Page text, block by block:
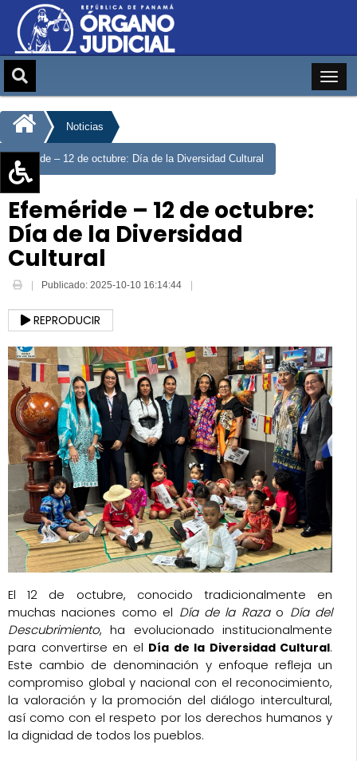
Aumentar texto (+)
Reducir texto (-)
Restablecer texto
Escala de Brillo
Escala de grises
Noticias
Efeméride – 12 de octubre: Día de la Diversidad Cultural
Efeméride – 12 de octubre:
Día de la Diversidad
Cultural
Publicado: 2025-10-10 16:14:44
REPRODUCIR
El 12 de octubre, conocido tradicionalmente en
muchas naciones como el Día de la Razao Día del
Descubrimiento, ha evolucionado institucionalmente
para convertirse en el Día de la Diversidad Cultural.
Este cambio de denominación y enfoque refleja un
compromiso global y nacional con el reconocimiento,
la valoración y la promoción del diálogo intercultural,
así como con el respeto por los derechos humanos y
la dignidad de todos los pueblos.